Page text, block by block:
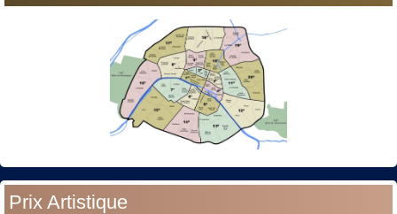
Prix Artistique